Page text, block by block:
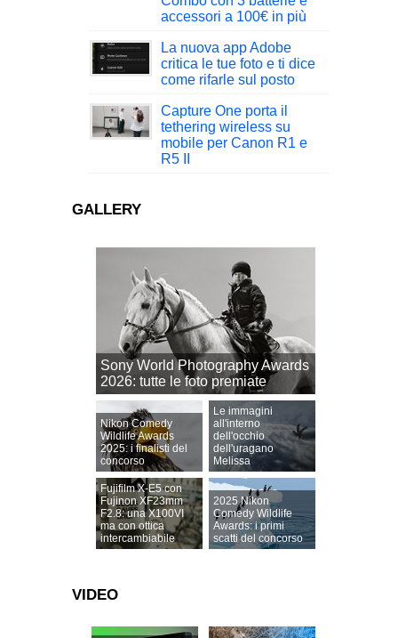
accessori a 100€ in più
La nuova app Adobe
critica le tue foto e ti dice
come rifarle sul posto
Capture One porta il
tethering wireless su
mobile per Canon R1 e
R5 II
GALLERY
Sony World Photography Awards
2026: tutte le foto premiate
Nikon Comedy
Wildlife Awards
2025: i finalisti del
concorso
Le immagini
all'interno
dell'occhio
dell'uragano
Melissa
Fujifilm X-E5 con
Fujinon XF23mm
F2.8: una X100VI
ma con ottica
intercambiabile
2025 Nikon
Comedy Wildlife
Awards: i primi
scatti del concorso
VIDEO